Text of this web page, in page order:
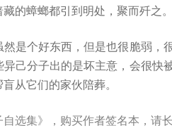
的蟑螂都引到明处，聚而歼之。
是个好东西，但是也很脆弱，
己分子出的是坏主意，会很快
从它们的家伙陪葬。
自选集》，购买作者签名本，请